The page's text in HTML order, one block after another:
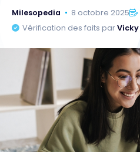
Milesopedia 8 octobre 2025
Vérification des faits parVicky